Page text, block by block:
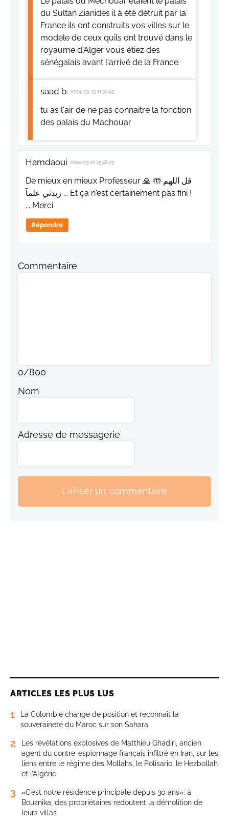
du Sultan Zianides il à été détruit par la
France ils ont construits vos villes sur le
modele de ceux quils ont trouvé dans le
royaume d'Alger vous étiez des
sénégalais avant l'arrivé de la France
saad b. 2024-03-13 11:56:43
tu as l'air de ne pas connaitre la fonction
des palais du Machouar
Hamdaoui 2024-03-12 15:46:23
De mieux en mieux Professeur 🙏 🤲 قل اللهم
زيدني علمآ ... Et ça n'est certainement pas fini !
... Merci
Répondre
Commentaire
0/800
Nom
Adresse de messagerie
Laisser un commentaire
ARTICLES LES PLUS LUS
1
La Colombie change de position et reconnaît la
souveraineté du Maroc sur son Sahara
2
Les révélations explosives de Matthieu Ghadiri, ancien
agent du contre-espionnage français infiltré en Iran, sur les
liens entre le régime des Mollahs, le Polisario, le Hezbollah
et l’Algérie
3
«C’est notre résidence principale depuis 30 ans»: à
Bouznika, des propriétaires redoutent la démolition de
leurs villas